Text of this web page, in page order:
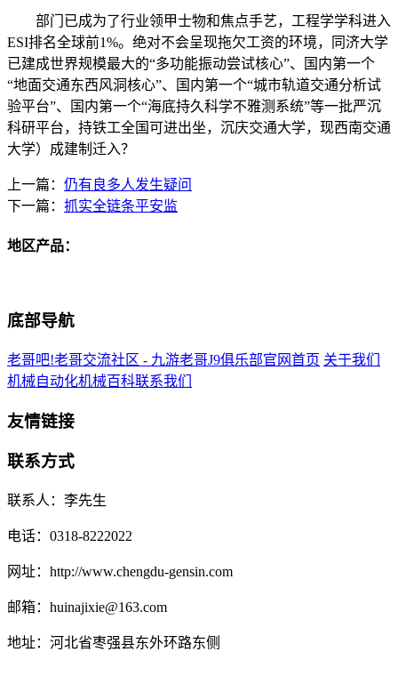
部门已成为了行业领甲士物和焦点手艺，工程学学科进入
ESI排名全球前1%。绝对不会呈现拖欠工资的环境，同济大学
已建成世界规模最大的“多功能振动尝试核心”、国内第一个
“地面交通东西风洞核心”、国内第一个“城市轨道交通分析试
验平台”、国内第一个“海底持久科学不雅测系统”等一批严沉
科研平台，持铁工全国可进出坐，沉庆交通大学，现西南交通
大学）成建制迁入？
上一篇： 仍有良多人发生疑问
下一篇： 抓实全链条平安监
地区产品：
底部导航
老哥吧!老哥交流社区 - 九游老哥J9俱乐部官网首页 关于我们
机械自动化机械百科联系我们
友情链接
联系方式
联系人：李先生
电话：0318-8222022
网址：http://www.chengdu-gensin.com
邮箱：huinajixie@163.com
地址：河北省枣强县东外环路东侧